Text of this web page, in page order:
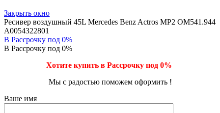
Закрыть окно
Ресивер воздушный 45L Mercedes Benz Actros MP2 OM541.944
A0054322801
В Рассрочку под 0%
В Рассрочку под 0%
Хотите купить в Рассрочку под 0%
Мы с радостью поможем оформить !
Ваше имя